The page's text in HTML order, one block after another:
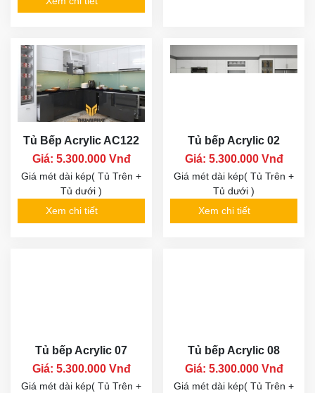
Tủ Bếp Acrylic AC122
Giá: 5.300.000 Vnđ
Giá mét dài kép( Tủ Trên +
Tủ dưới )
Xem chi tiết
Tủ bếp Acrylic 02
Giá: 5.300.000 Vnđ
Giá mét dài kép( Tủ Trên +
Tủ dưới )
Xem chi tiết
Tủ bếp Acrylic 07
Giá: 5.300.000 Vnđ
Giá mét dài kép( Tủ Trên +
Tủ bếp Acrylic 08
Giá: 5.300.000 Vnđ
Giá mét dài kép( Tủ Trên +